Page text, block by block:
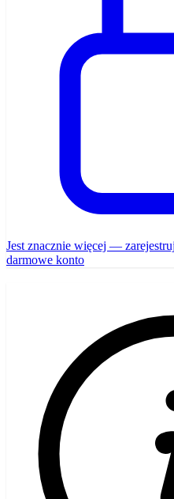
Jest znacznie więcej —
darmowe konto